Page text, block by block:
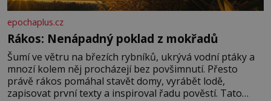
epochaplus.cz
Rákos: Nenápadný poklad z mokřadů
Šumí ve větru na březích rybníků, ukrývá vodní ptáky a
mnozí kolem něj procházejí bez povšimnutí. Přesto
právě rákos pomáhal stavět domy, vyrábět lodě,
zapisovat první texty a inspiroval řadu pověstí. Tato